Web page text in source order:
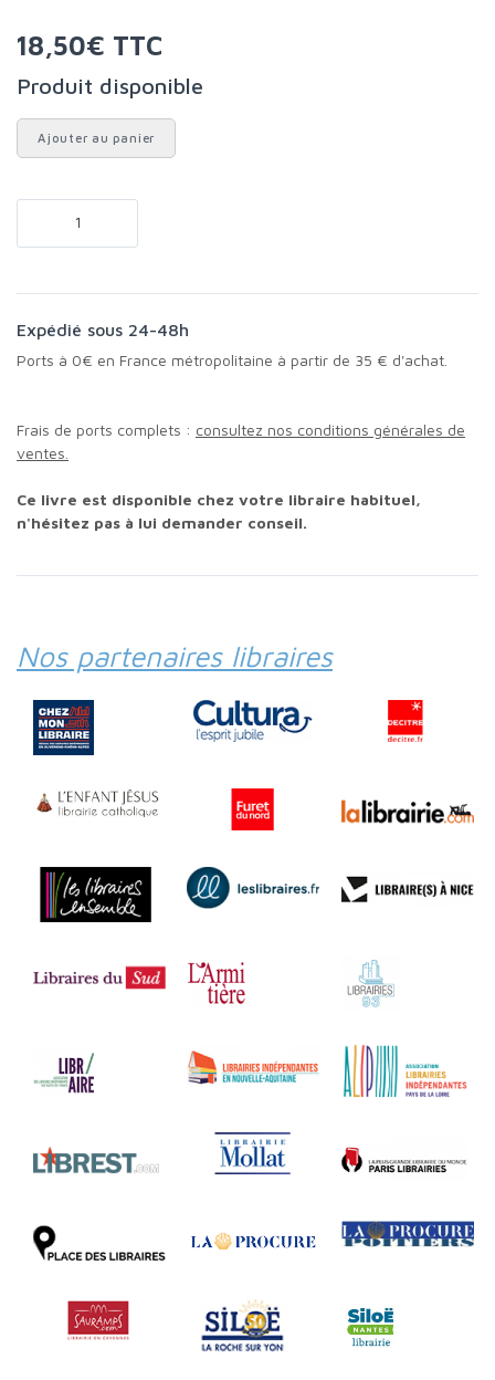
18,50€ TTC
Produit disponible
Ajouter au panier
Expédié sous 24-48h
Ports à 0€ en France métropolitaine à partir de 35 € d'achat.
Frais de ports complets : consultez nos conditions générales de
ventes.
Ce livre est disponible chez votre libraire habituel,
n'hésitez pas à lui demander conseil.
Nos partenaires libraires